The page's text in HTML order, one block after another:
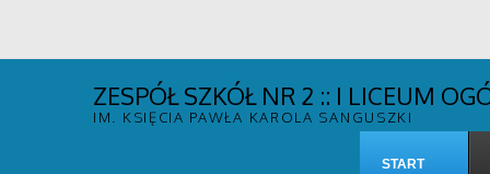
ZESPÓŁ SZKÓŁ NR 2 :: I LICEUM
IM. KSIĘCIA PAWŁA KAROLA SANGUSZKI
START